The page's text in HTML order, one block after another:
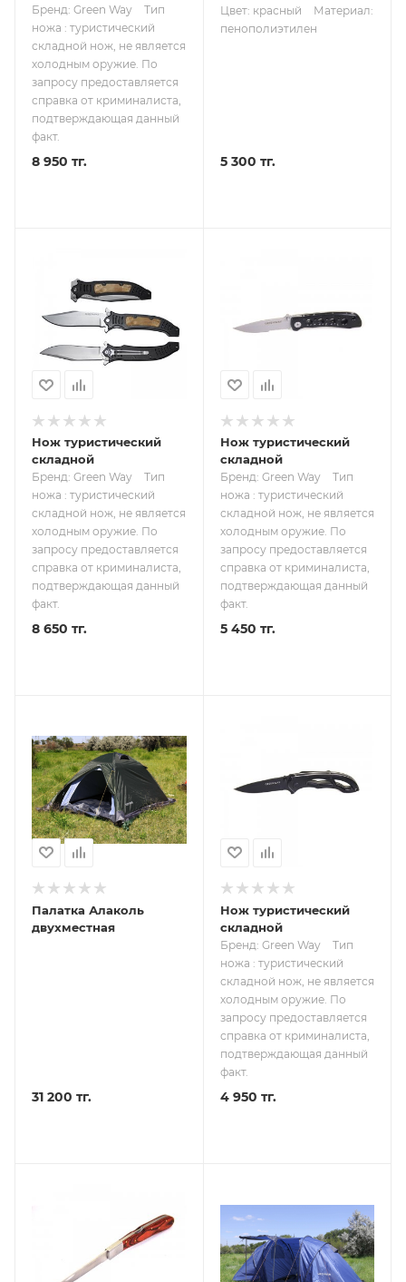
Бренд: Green Way
Тип
ножа : туристический
складной нож, не является
холодным оружие. По
запросу предоставляется
справка от криминалиста,
подтверждающая данный
факт.
8 950 тг.
Цвет: красный
Материал:
пенополиэтилен
5 300 тг.
Нож туристический
складной
Бренд: Green Way
Тип
ножа : туристический
складной нож, не является
холодным оружие. По
запросу предоставляется
справка от криминалиста,
подтверждающая данный
факт.
8 650 тг.
Нож туристический
складной
Бренд: Green Way
Тип
ножа : туристический
складной нож, не является
холодным оружие. По
запросу предоставляется
справка от криминалиста,
подтверждающая данный
факт.
5 450 тг.
Палатка Алаколь
двухместная
31 200 тг.
Нож туристический
складной
Бренд: Green Way
Тип
ножа : туристический
складной нож, не является
холодным оружие. По
запросу предоставляется
справка от криминалиста,
подтверждающая данный
факт.
4 950 тг.